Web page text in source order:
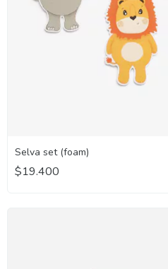
Selva set (foam)
$19.400